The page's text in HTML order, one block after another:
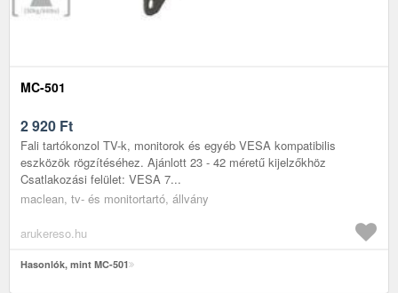
MC-501
2 920 Ft
Fali tartókonzol TV-k, monitorok és egyéb VESA kompatibilis
eszközök rögzítéséhez. Ajánlott 23 - 42 méretű kijelzőkhöz
Csatlakozási felület: VESA 7...
maclean, tv- és monitortartó, állvány
arukereso.hu
Hasonlók, mint MC-501